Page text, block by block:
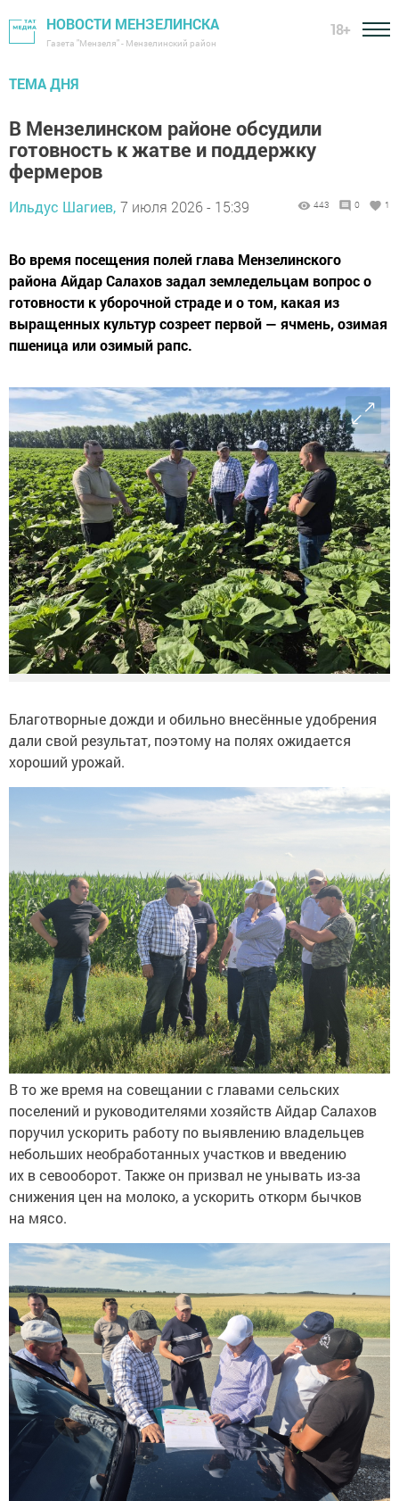
НОВОСТИ МЕНЗЕЛИНСКА
Газета "Мензеля" - Мензелинский район
18+
ТЕМА ДНЯ
В Мензелинском районе обсудили
готовность к жатве и поддержку
фермеров
Ильдус Шагиев, 7 июля 2026 - 15:39 443 0 1
Во время посещения полей глава Мензелинского
района Айдар Салахов задал земледельцам вопрос о
готовности к уборочной страде и о том, какая из
выращенных культур созреет первой — ячмень, озимая
пшеница или озимый рапс.
Благотворные дожди и обильно внесённые удобрения
дали свой результат, поэтому на полях ожидается
хороший урожай.
В то же время на совещании с главами сельских
поселений и руководителями хозяйств Айдар Салахов
поручил ускорить работу по выявлению владельцев
небольших необработанных участков и введению
их в севооборот. Также он призвал не унывать из-за
снижения цен на молоко, а ускорить откорм бычков
на мясо.